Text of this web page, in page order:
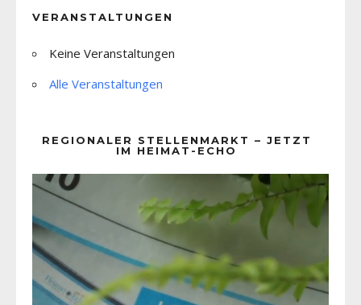
VERANSTALTUNGEN
Keine Veranstaltungen
Alle Veranstaltungen
REGIONALER STELLENMARKT – JETZT
IM HEIMAT-ECHO
Player